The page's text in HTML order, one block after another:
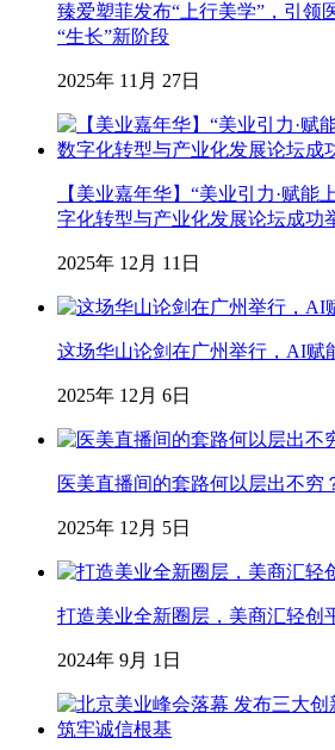
臻爱塑菲发布“上行美学”，引领
“生长”新阶段
2025年 11月 27日
【美业嘉年华】“美业引力·赋能
字化转型与产业化发展论坛成功
2025年 12月 11日
这场华山论剑在广州举行，AI赋
2025年 12月 6日
医美直播间的套路何以层出不穷
2025年 12月 5日
打造美业全新圈层，美商汇轻创
2024年 9月 1日